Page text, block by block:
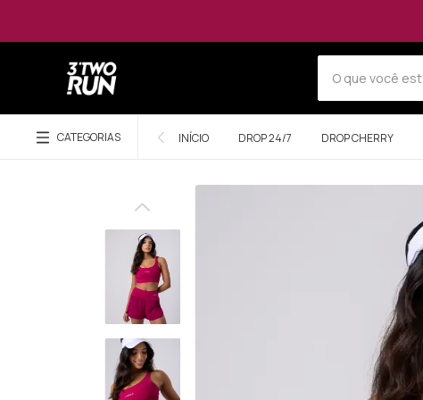
CATEGORIAS INÍCIO DROP 24/7 DROP CHERRY